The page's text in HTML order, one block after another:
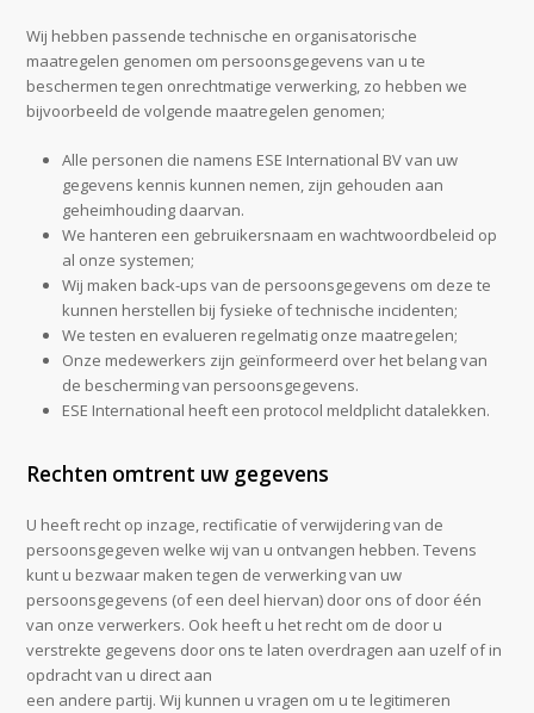
Wij hebben passende technische en organisatorische
maatregelen genomen om persoonsgegevens van u te
beschermen tegen onrechtmatige verwerking, zo hebben we
bijvoorbeeld de volgende maatregelen genomen;
Alle personen die namens ESE International BV van uw
gegevens kennis kunnen nemen, zijn gehouden aan
geheimhouding daarvan.
We hanteren een gebruikersnaam en wachtwoordbeleid op
al onze systemen;
Wij maken back-ups van de persoonsgegevens om deze te
kunnen herstellen bij fysieke of technische incidenten;
We testen en evalueren regelmatig onze maatregelen;
Onze medewerkers zijn geïnformeerd over het belang van
de bescherming van persoonsgegevens.
ESE International heeft een protocol meldplicht datalekken.
Rechten omtrent uw gegevens
U heeft recht op inzage, rectificatie of verwijdering van de
persoonsgegeven welke wij van u ontvangen hebben. Tevens
kunt u bezwaar maken tegen de verwerking van uw
persoonsgegevens (of een deel hiervan) door ons of door één
van onze verwerkers. Ook heeft u het recht om de door u
verstrekte gegevens door ons te laten overdragen aan uzelf of in
opdracht van u direct aan
een andere partij. Wij kunnen u vragen om u te legitimeren